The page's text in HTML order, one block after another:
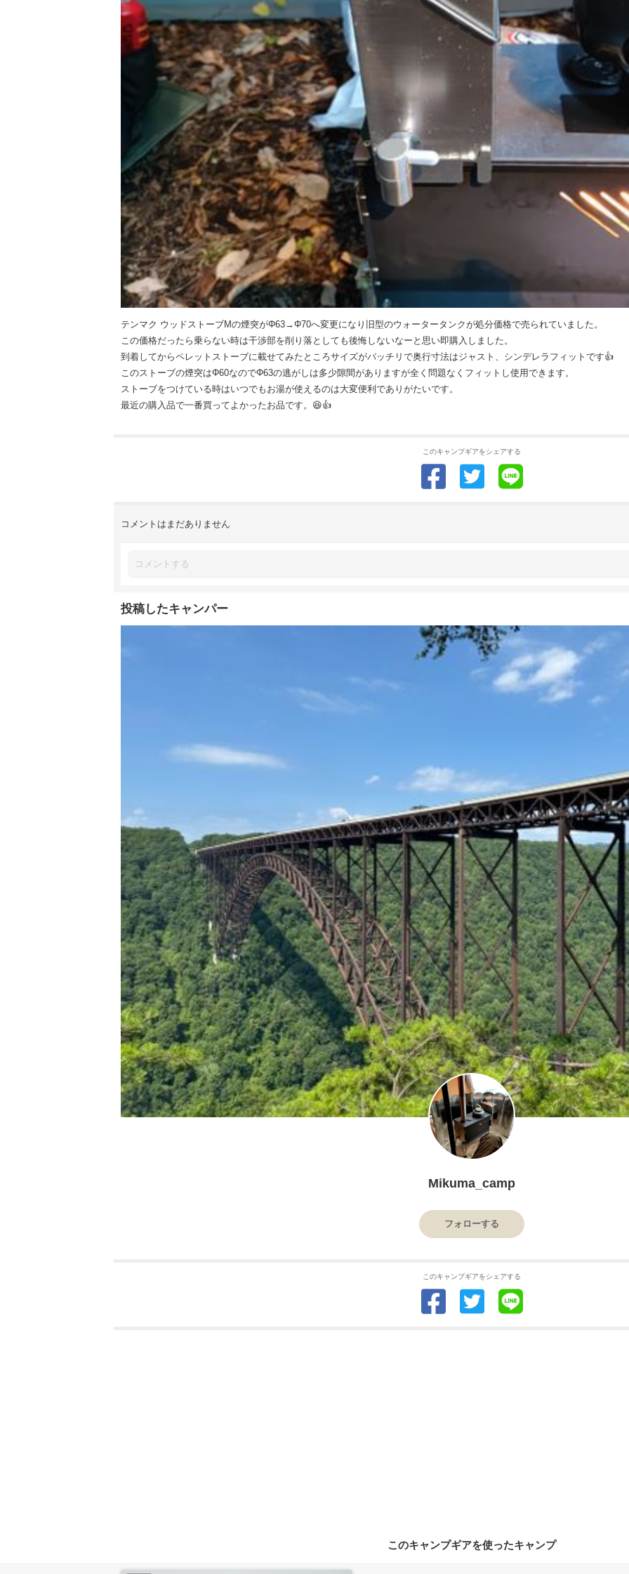
テンマク ウッドストーブMの煙突がΦ63→Φ70へ変更になり旧型のウォータータンクが処分価格で売られていました。
この価格だったら乗らない時は干渉部を削り落としても後悔しないなーと思い即購入しました。
到着してからペレットストーブに載せてみたところサイズがバッチリで奥行寸法はジャスト、シンデレラフィットです︎︎👍
このストーブの煙突はΦ60なのでΦ63の逃がしは多少隙間がありますが全く問題なくフィットし使用できます。
ストーブをつけている時はいつでもお湯が使えるのは大変便利でありがたいです。
最近の購入品で一番買ってよかったお品です。😆👍
このキャンプギアをシェアする
コメントはまだありません
投稿したキャンパー
Mikuma_camp
フォローする
このキャンプギアをシェアする
このキャンプギアを使ったキャンプ